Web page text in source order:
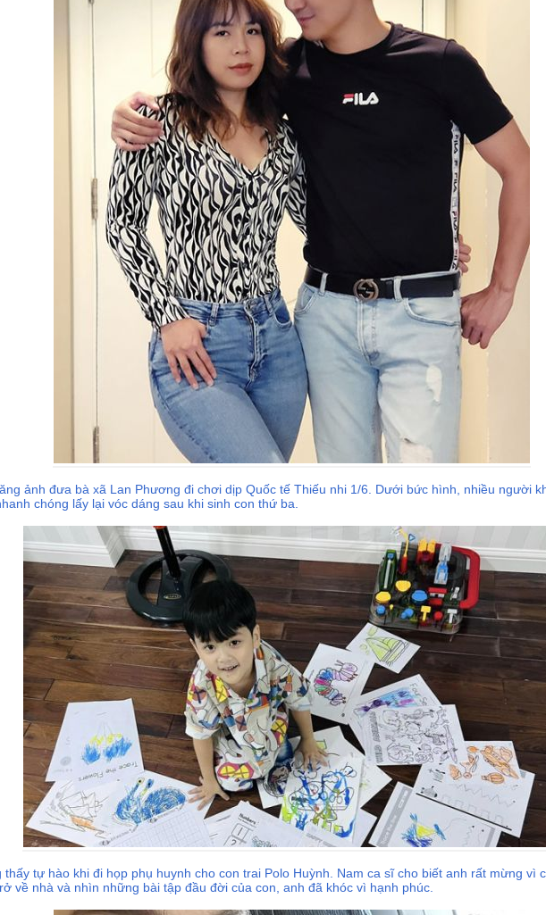
ảnh đưa bà xã Lan Phương đi chơi dịp Quốc tế Thiếu nhi 1/6. Dưới bức hình, nhiều người
chóng lấy lại vóc dáng sau khi sinh con thứ ba.
tự hào khi đi họp phụ huynh cho con trai Polo Huỳnh. Nam ca sĩ cho biết anh rất mừng vì
về nhà và nhìn những bài tập đầu đời của con, anh đã khóc vì hạnh phúc.